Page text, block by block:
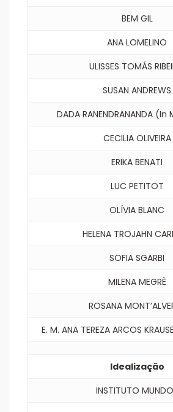
BEM GIL
ANA LOMELINO
ULISSES TOMÁS
SUSAN ANDREWS
DADA RANENDRANANDA
CECILIA OLIVEIRA
ERIKA BENATI
LUC PETITOT
OLÍVIA BLANC
HELENA TROJAHN
SOFIA SGARBI
MILENA MEGRÈ
ROSANA
E. M. ANA TEREZA ARCOS
Idealização
INSTITUTO